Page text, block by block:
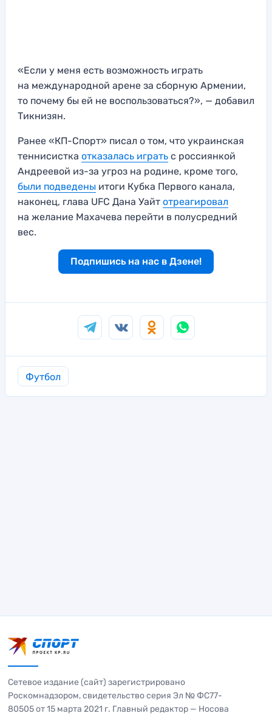
«Если у меня есть возможность играть
на международной арене за сборную Армении,
то почему бы ей не воспользоваться?», — добавил
Тикнизян.
Ранее «КП-Спорт» писал о том, что украинская
теннисистка отказалась играть с россиянкой
Андреевой из-за угроз на родине, кроме того,
были подведены итоги Кубка Первого канала,
наконец, глава UFC Дана Уайт отреагировал
на желание Махачева перейти в полусредний
вес.
Подпишись на нас в Дзене!
Футбол
Сетевое издание (сайт) зарегистрировано
Роскомнадзором, свидетельство серия Эл № ФС77-
80505 от 15 марта 2021 г. Главный редактор — Носова